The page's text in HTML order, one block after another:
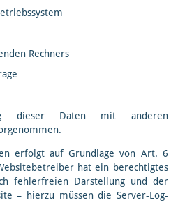
Rechners
dieser Daten mit anderen
erfolgt auf Grundlage von Art. 6
hat ein berechtigtes
fehlerfreien Darstellung und der
– hierzu müssen die Server-Log-